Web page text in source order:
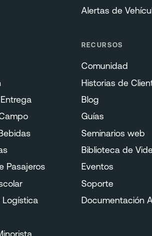
Alertas de
Pasajeros
RECURSOS
Comunidad
Historias de
Blog
Guías
Seminarios web
Biblioteca de
Eventos
Soporte
Documentación